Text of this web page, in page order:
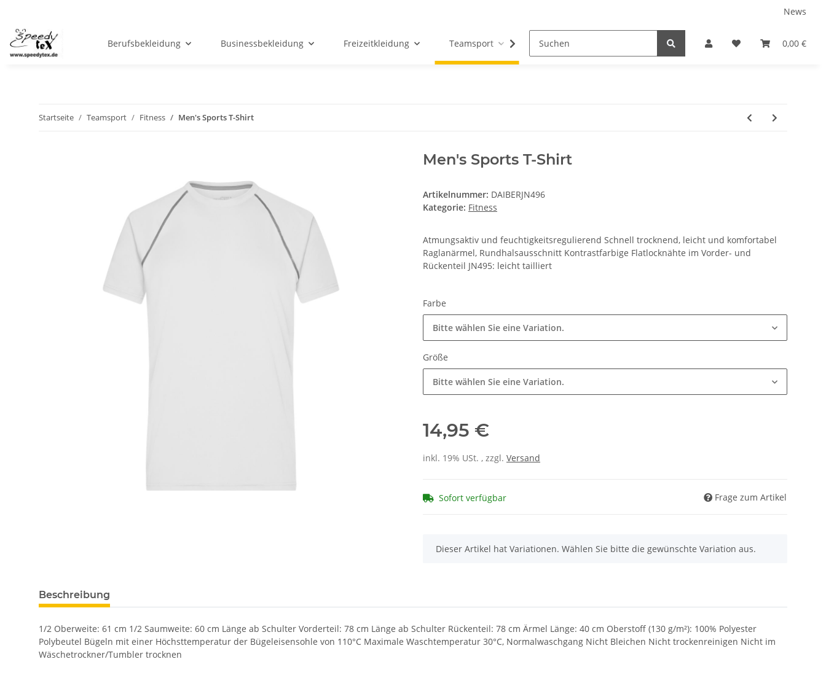
News
0,00 €
Berufsbekleidung Businessbekleidung Freizeitkleidung Teamsport Partnershops
Startseite Teamsport Fitness Men's Sports T-Shirt
Men's Sports T-Shirt
Artikelnummer: DAIBERJN496
Kategorie: Fitness
Atmungsaktiv und feuchtigkeitsregulierend Schnell trocknend, leicht und komfortabel
Raglanärmel, Rundhalsausschnitt Kontrastfarbige Flatlocknähte im Vorder- und
Rückenteil JN495: leicht tailliert
Farbe
Bitte wählen Sie eine Variation.
Größe
Bitte wählen Sie eine Variation.
14,95 €
inkl. 19% USt. , zzgl. Versand
Sofort verfügbar Frage zum Artikel
x
Dieser Artikel hat Variationen. Wählen Sie bitte die gewünschte Variation aus.
Beschreibung
1/2 Oberweite: 61 cm 1/2 Saumweite: 60 cm Länge ab Schulter Vorderteil: 78 cm Länge ab Schulter Rückenteil: 78 cm Ärmel Länge: 40 cm Oberstoff (130 g/m²): 100% Polyester
Polybeutel Bügeln mit einer Höchsttemperatur der Bügeleisensohle von 110°C Maximale Waschtemperatur 30°C, Normalwaschgang Nicht Bleichen Nicht trockenreinigen Nicht im
Wäschetrockner/Tumbler trocknen